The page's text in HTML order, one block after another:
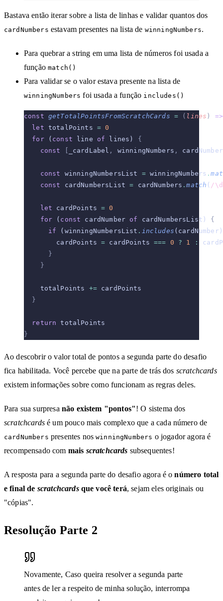
Bastava então iterar sobre a lista de linhas e validar quantos dos
cardNumbers estavam presentes na lista de winningNumbers.
Para quebrar a string em uma lista de números foi usada a
funçãomatch()
Para validar se o valor estava presente na lista de
winningNumbers foi usada a função includes()
const getTotalPointsFromScratchCards = ( lines ) =>
  let
totalPoints = 0
  for
( const line of lines) {
    const
[ _cardLabel , winningNumbers ,
    const
winningNumbersList = winningNumbers .
    const
cardNumbersList = cardNumbers .match ( /\d
    let
cardPoints = 0
    for
( const cardNumber of cardNumbersList) {
      if
(winningNumbersList . includes
        cardPoints
= cardPoints === 0 ? 1 :
      }
    }
    totalPoints
+= cardPoints
  }
  return
totalPoints
}
Ao descobrir o valor total de pontos a segunda parte do desafio
fica habilitada. Você percebe que na parte de trás dos scratchcards
existem informações sobre como funcionam as regras deles.
Para sua surpresa não existem "pontos"! O sistema dos
scratchcardsé um pouco mais complexo que a cada número de
cardNumbers presentes noswinningNumbers o jogador agora é
recompensado com mais scratchcards subsequentes!
A resposta para a segunda parte do desafio agora é onúmero total
e final de scratchcardsque você terá, sejam eles originais ou
"cópias".
Resolução Parte 2
Novamente, Caso queira resolver a segunda parte
antes de ler a respeito de minha solução, interrompa